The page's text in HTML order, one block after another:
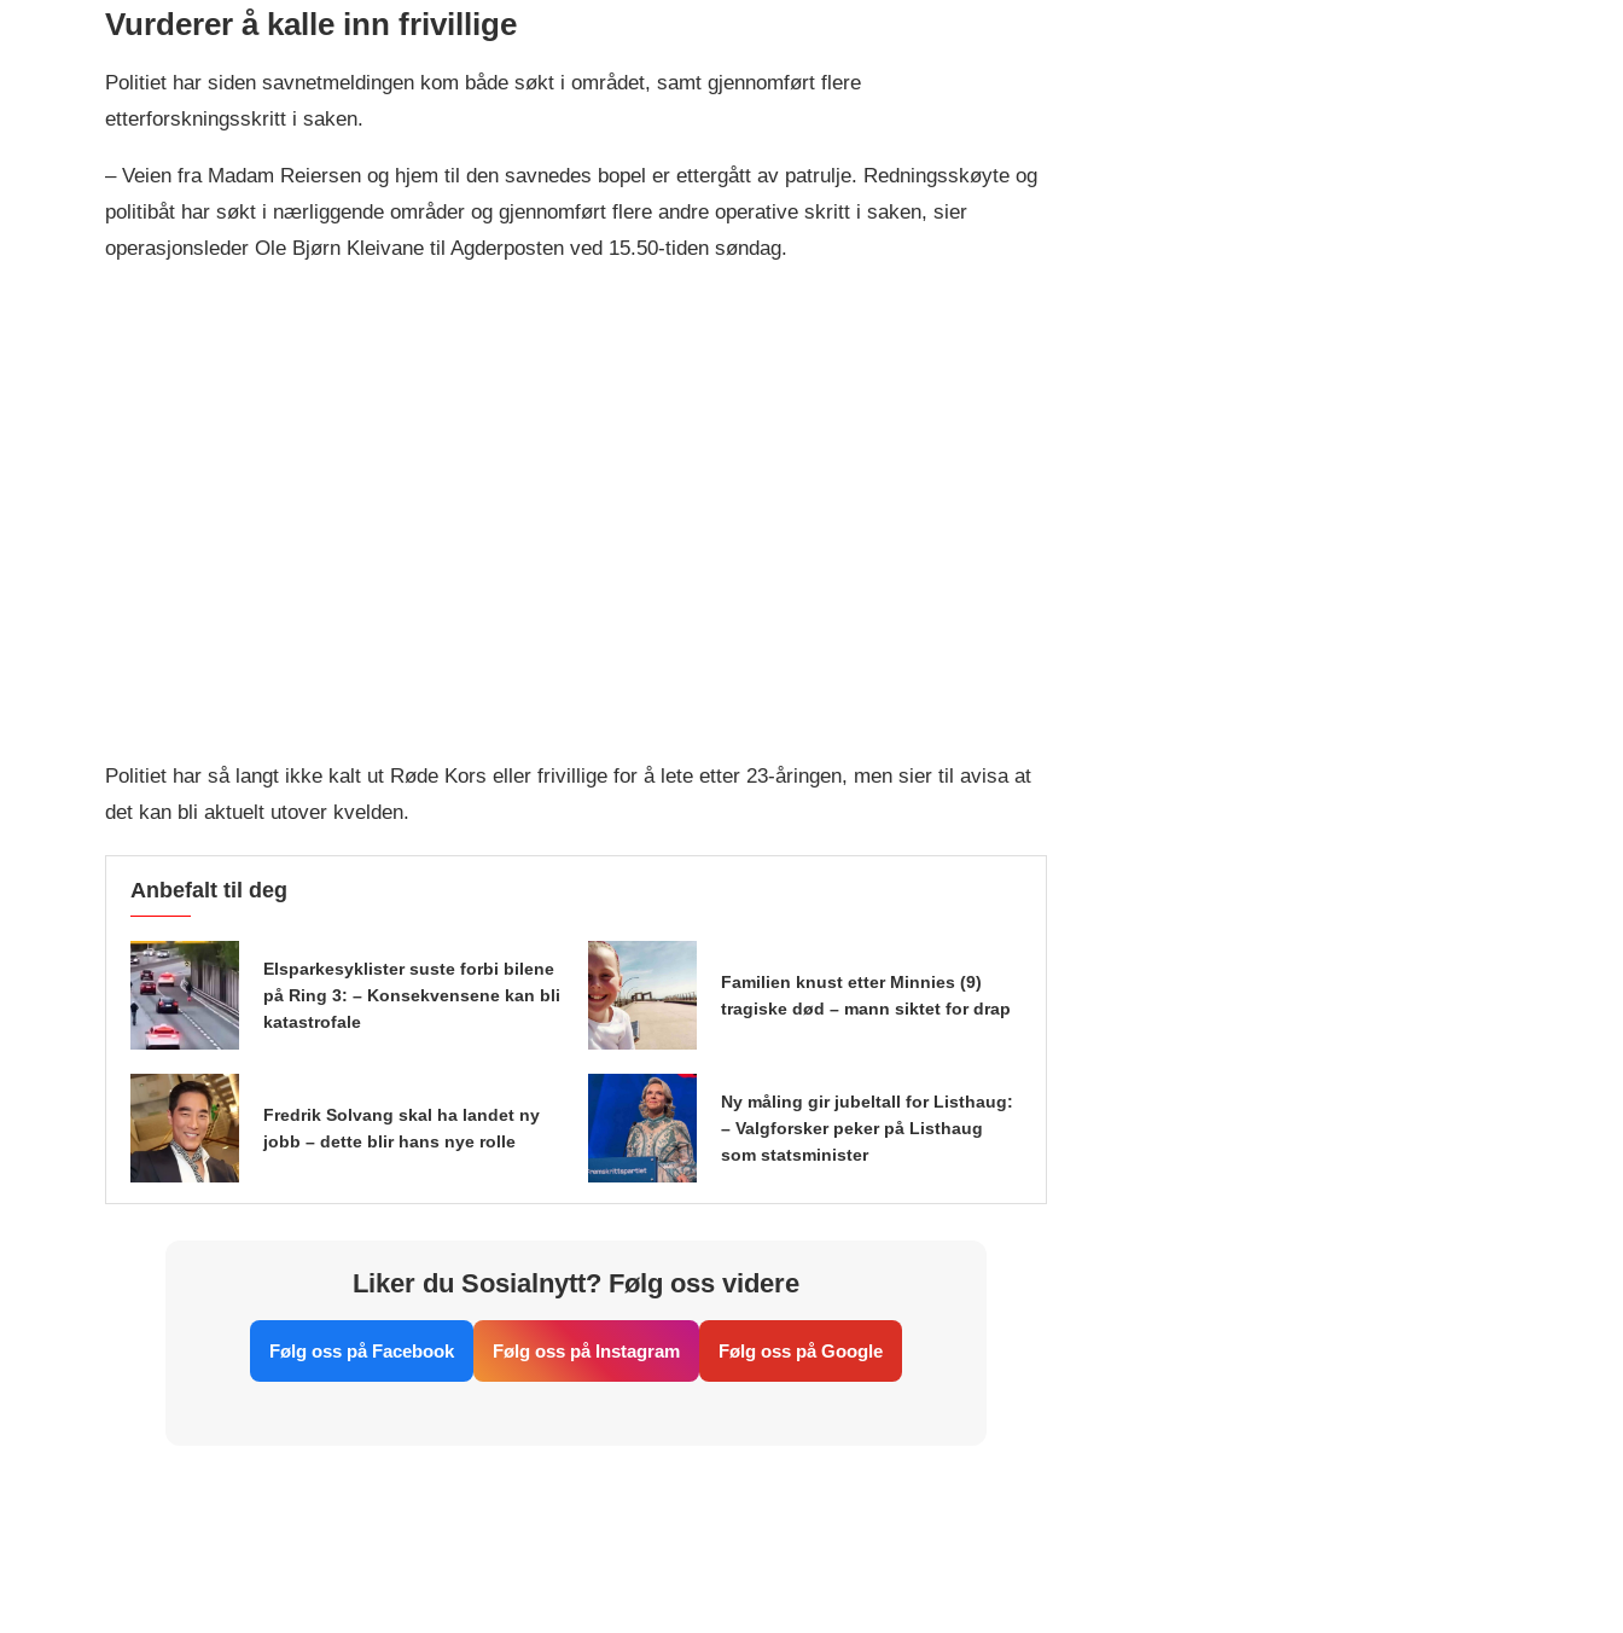
Vurderer å kalle inn frivillige
Politiet har siden savnetmeldingen kom både søkt i området, samt gjennomført flere
etterforskningsskritt i saken.
– Veien fra Madam Reiersen og hjem til den savnedes bopel er ettergått av patrulje. Redningsskøyte og
politibåt har søkt i nærliggende områder og gjennomført flere andre operative skritt i saken, sier
operasjonsleder Ole Bjørn Kleivane til Agderposten ved 15.50-tiden søndag.
Politiet har så langt ikke kalt ut Røde Kors eller frivillige for å lete etter 23-åringen, men sier til avisa at
det kan bli aktuelt utover kvelden.
Anbefalt til deg
Elsparkesyklister suste forbi bilene
på Ring 3: – Konsekvensene kan bli
katastrofale
Familien knust etter Minnies (9)
tragiske død – mann siktet for drap
Fredrik Solvang skal ha landet ny
jobb – dette blir hans nye rolle
Ny måling gir jubeltall for Listhaug:
– Valgforsker peker på Listhaug
som statsminister
Liker du Sosialnytt? Følg oss videre
Følg oss på Facebook Følg oss på Instagram Følg oss på Google